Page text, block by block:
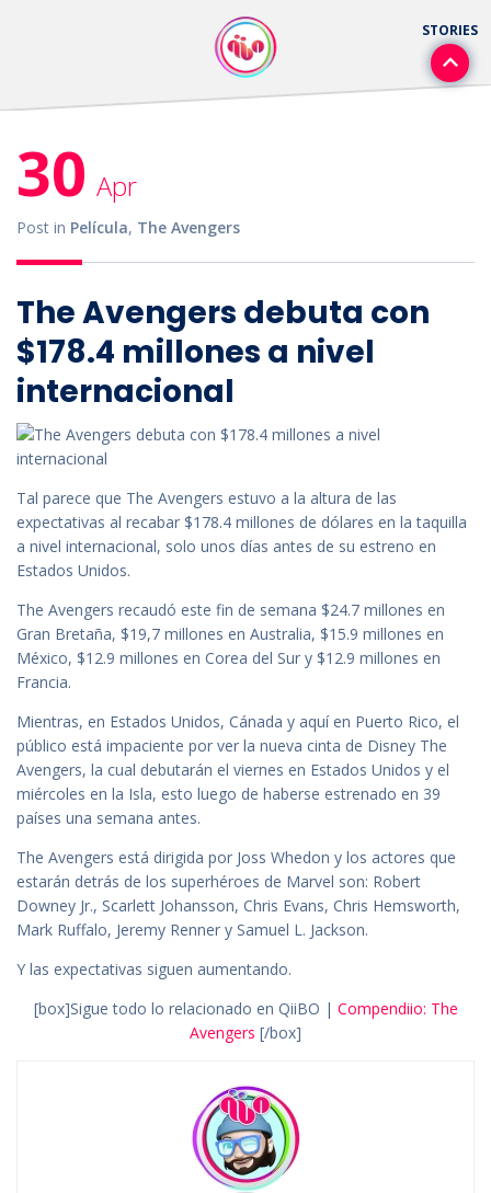
30 Apr
Post in Película, The Avengers
The Avengers debuta con
$178.4 millones a nivel
internacional
Tal parece que The Avengers estuvo a la altura de las
expectativas al recabar $178.4 millones de dólares en la taquilla
a nivel internacional, solo unos días antes de su estreno en
Estados Unidos.
The Avengers recaudó este fin de semana $24.7 millones en
Gran Bretaña, $19,7 millones en Australia, $15.9 millones en
México, $12.9 millones en Corea del Sur y $12.9 millones en
Francia.
Mientras, en Estados Unidos, Cánada y aquí en Puerto Rico, el
público está impaciente por ver la nueva cinta de Disney The
Avengers, la cual debutarán el viernes en Estados Unidos y el
miércoles en la Isla, esto luego de haberse estrenado en 39
países una semana antes.
The Avengers está dirigida por Joss Whedon y los actores que
estarán detrás de los superhéroes de Marvel son: Robert
Downey Jr., Scarlett Johansson, Chris Evans, Chris Hemsworth,
Mark Ruffalo, Jeremy Renner y Samuel L. Jackson.
Y las expectativas siguen aumentando.
[box]Sigue todo lo relacionado en QiiBO | Compendiio: The
Avengers [/box]